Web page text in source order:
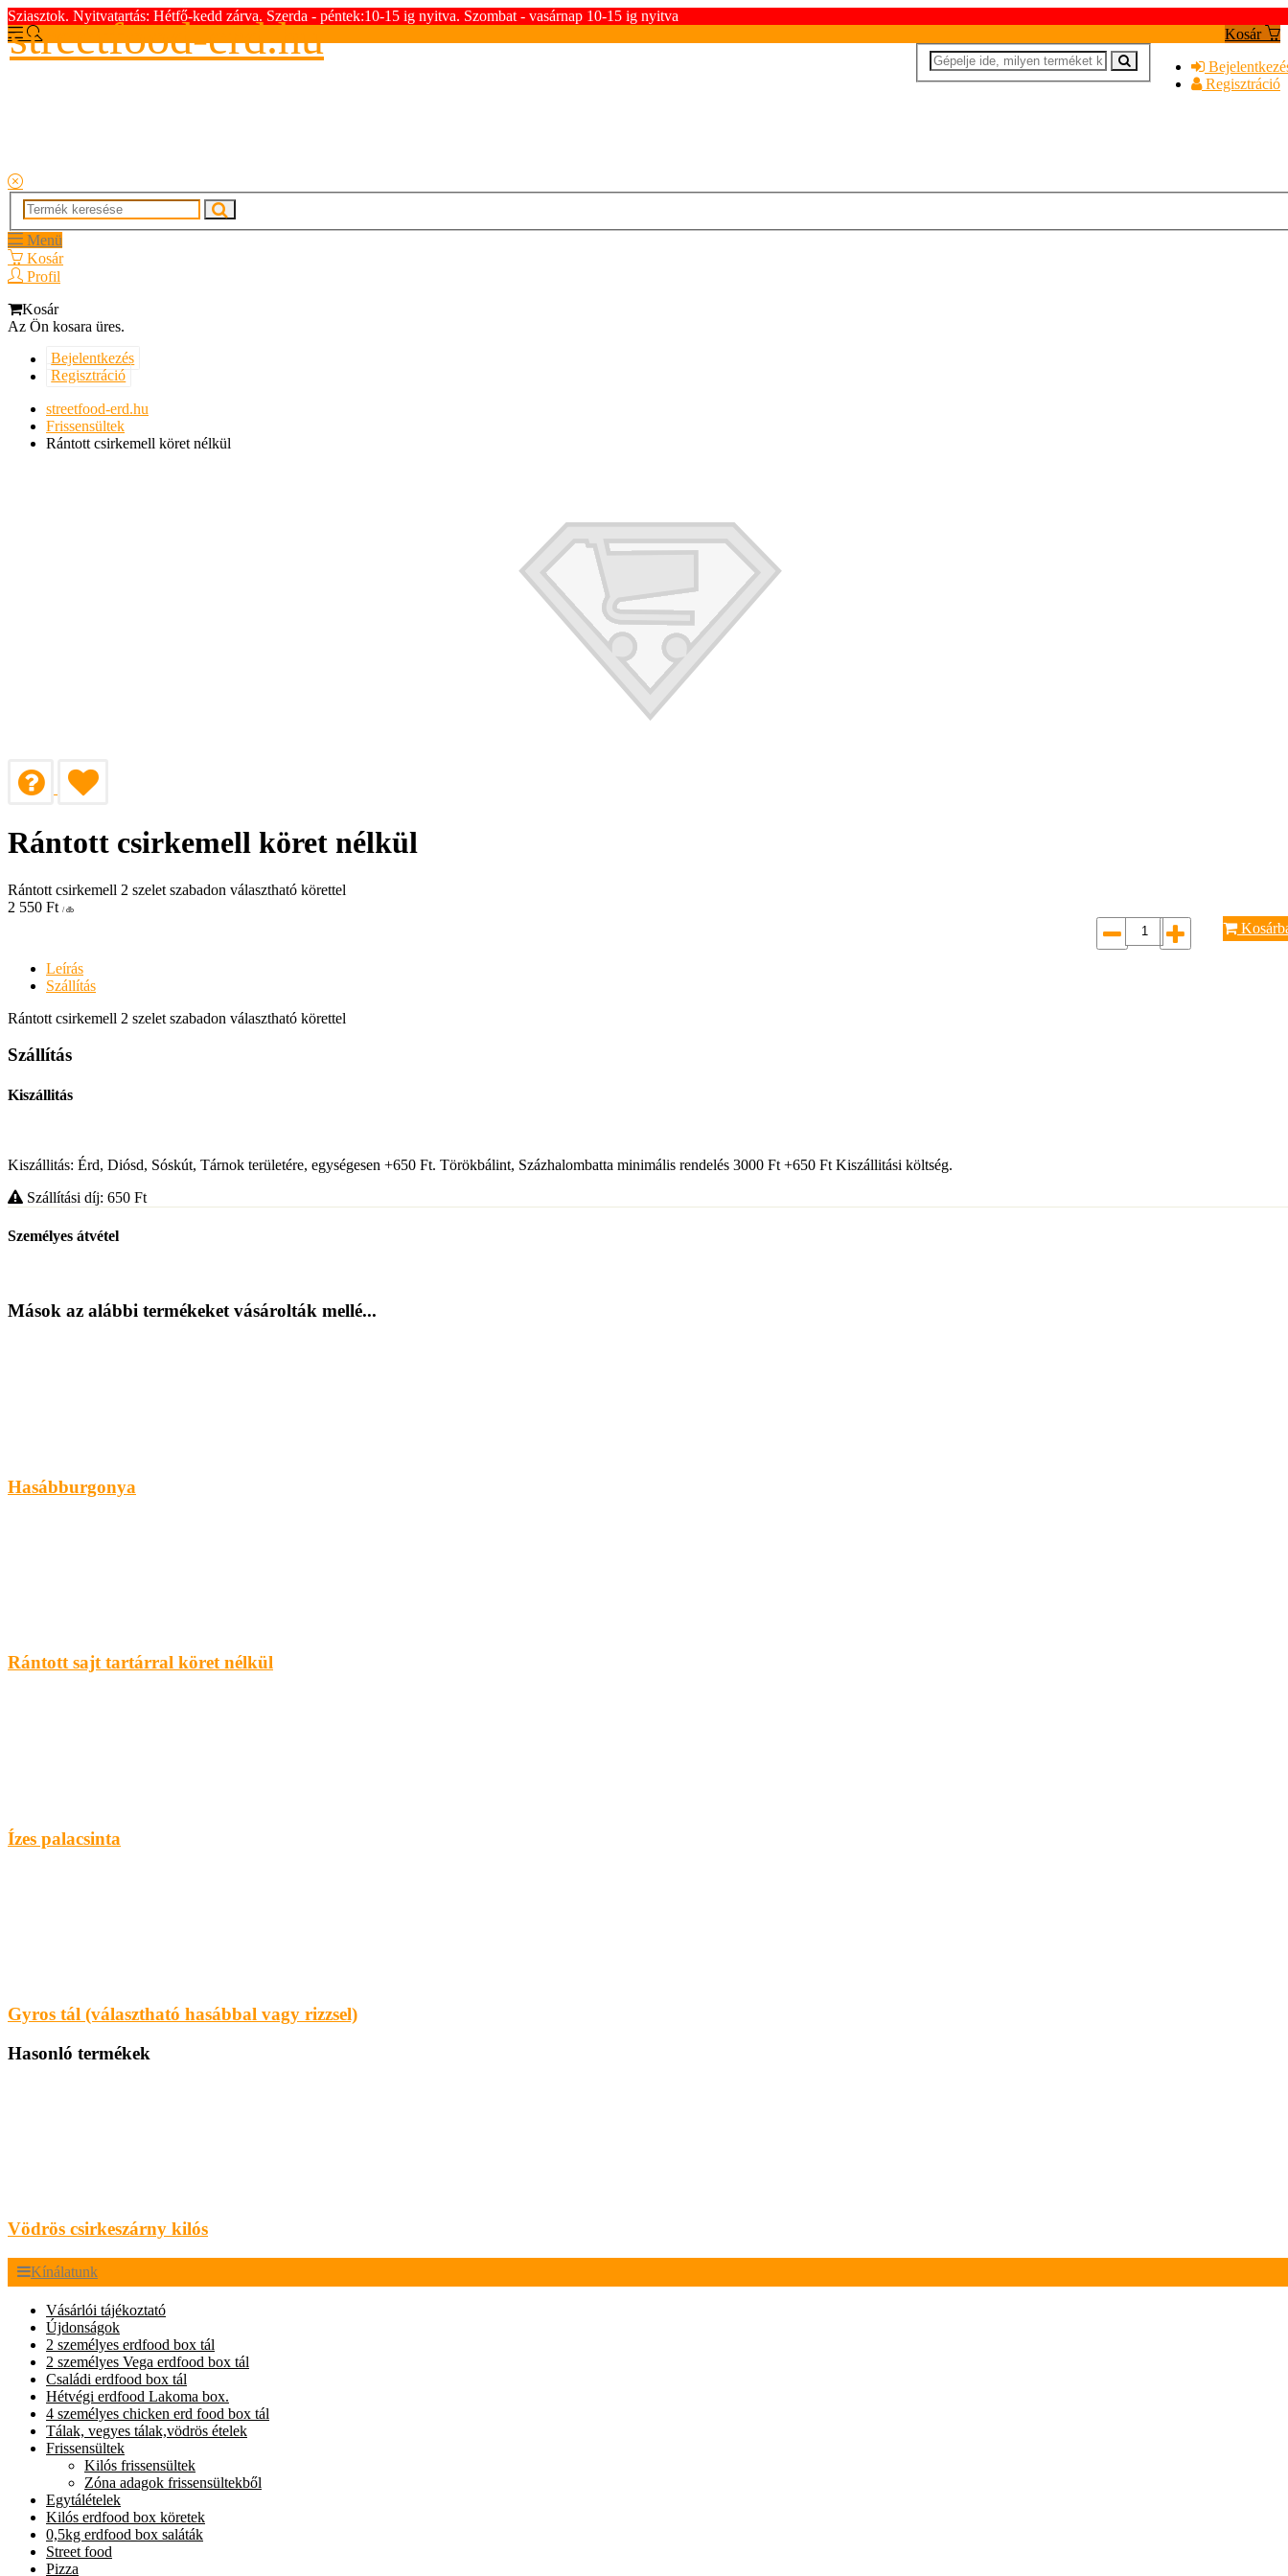
Sziasztok. Nyitvatartás: Hétfő-kedd zárva. Szerda - péntek:10-15 ig nyitva. Szombat - vasárnap 10-15 ig nyitva
Kosár
Regisztráció
streetfood-erd.hu
Menü
Kosár
Profil
Kosár
Az Ön kosara üres.
Bejelentkezés
Regisztráció
streetfood-erd.hu
Frissensültek
Rántott csirkemell köret nélkül
Rántott csirkemell köret nélkül
Rántott csirkemell 2 szelet szabadon választható körettel
2 550 Ft / db
Leírás
Szállítás
Rántott csirkemell 2 szelet szabadon választható körettel
Szállítás
Kiszállitás
Kiszállitás: Érd, Diósd, Sóskút, Tárnok területére, egységesen +650 Ft. Törökbálint, Százhalombatta minimális rendelés 3000 Ft +650 Ft Kiszállitási költség.
Szállítási díj: 650 Ft
Személyes átvétel
Mások az alábbi termékeket vásárolták mellé...
Hasábburgonya
Rántott sajt tartárral köret nélkül
Ízes palacsinta
Gyros tál (választható hasábbal vagy rizzsel)
Hasonló termékek
Vödrös csirkeszárny kilós
Kínálatunk
Vásárlói tájékoztató
Újdonságok
2 személyes erdfood box tál
2 személyes Vega erdfood box tál
Családi erdfood box tál
Hétvégi erdfood Lakoma box.
4 személyes chicken erd food box tál
Tálak, vegyes tálak,vödrös ételek
Frissensültek
Kilós frissensültek
Zóna adagok frissensültekből
Egytálételek
Kilós erdfood box köretek
0,5kg erdfood box saláták
Street food
Pizza